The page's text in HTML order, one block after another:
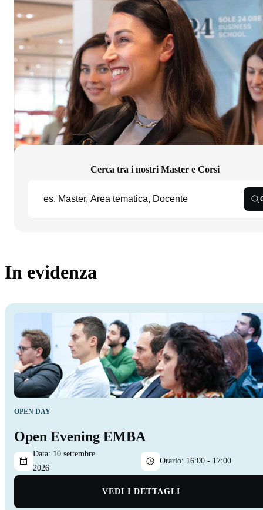
Cerca tra i nostri Master e Corsi
In evidenza
OPEN DAY
Open Evening EMBA
Data: 10 settembre
2026
Orario: 16:00 - 17:00
VEDI I DETTAGLI